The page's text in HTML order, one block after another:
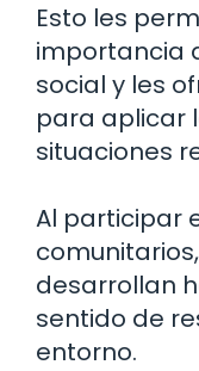
Esto les
importancia
social y les
para aplicar
situaciones
Al participar
desarrollan
sentido de
entorno.